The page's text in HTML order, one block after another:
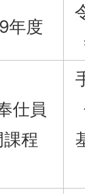
年度
仕員
課程